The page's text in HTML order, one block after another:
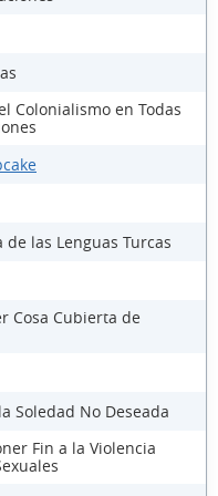
Colonialismo en Todas
las Lenguas Turcas
Cosa Cubierta de
Soledad No Deseada
Fin a la Violencia